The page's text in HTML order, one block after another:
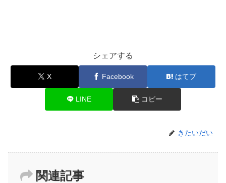
シェアする
X Facebook はてブ
LINE コピー
きたいだい
関連記事